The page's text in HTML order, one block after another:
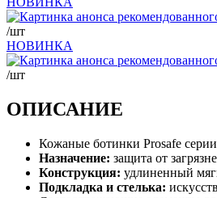
/шт
НОВИНКА
/шт
ОПИСАНИЕ
Кожаные ботинки Prosafe
Назначение: защита от
Конструкция: удлиненный
Подкладка и стелька: